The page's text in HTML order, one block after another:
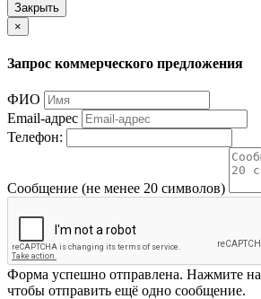
Закрыть
×
Запрос коммерческого предложения
ФИО
Email-адрес
Телефон:
Сообщение (не менее 20 символов)
Форма успешно отправлена. Нажмите на
чтобы отправить ещё одно сообщение.